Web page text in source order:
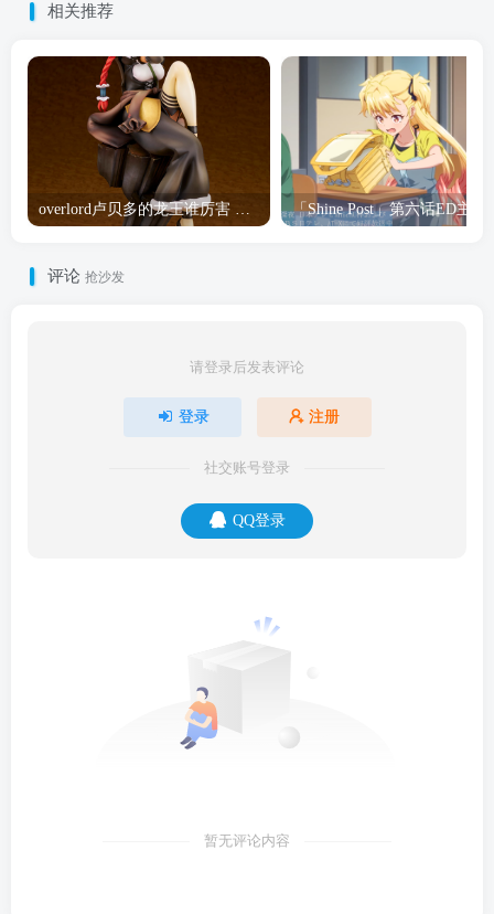
相关推荐
评论 抢沙发
请登录后发表评论
登录 注册
社交账号登录
QQ登录
暂无评论内容